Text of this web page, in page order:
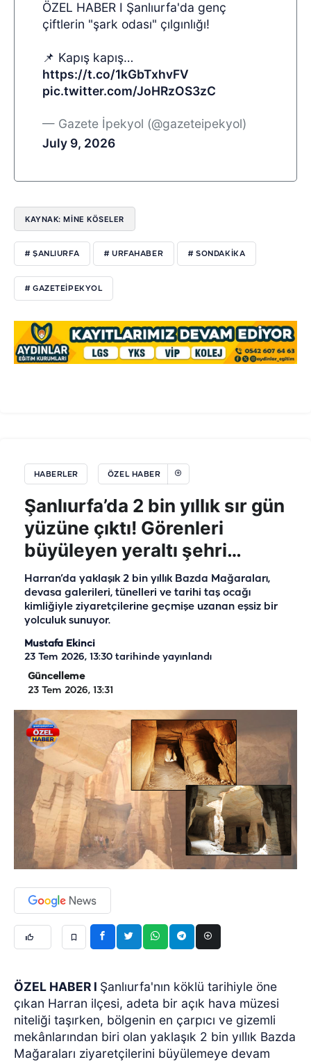
ÖZEL HABER I Şanlıurfa'da genç
çiftlerin "şark odası" çılgınlığı!
📌 Kapış kapış…
https://t.co/1kGbTxhvFV
pic.twitter.com/JoHRzOS3zC
— Gazete İpekyol (@gazeteipekyol)
July 9, 2026
KAYNAK: MİNE KÖSELER
# ŞANLIURFA # URFAHABER # SONDAKİKA
# GAZETEİPEKYOL
HABERLER ÖZEL HABER
Şanlıurfa’da 2 bin yıllık sır gün
yüzüne çıktı! Görenleri
büyüleyen yeraltı şehri…
Harran’da yaklaşık 2 bin yıllık Bazda Mağaraları,
devasa galerileri, tünelleri ve tarihi taş ocağı
kimliğiyle ziyaretçilerine geçmişe uzanan eşsiz bir
yolculuk sunuyor.
Mustafa Ekinci
23 Tem 2026, 13:30 tarihinde yayınlandı
Güncelleme
23 Tem 2026, 13:31
ÖZEL HABER l Şanlıurfa'nın köklü tarihiyle öne
çıkan Harran ilçesi, adeta bir açık hava müzesi
niteliği taşırken, bölgenin en çarpıcı ve gizemli
mekânlarından biri olan yaklaşık 2 bin yıllık Bazda
Mağaraları ziyaretçilerini büyülemeye devam